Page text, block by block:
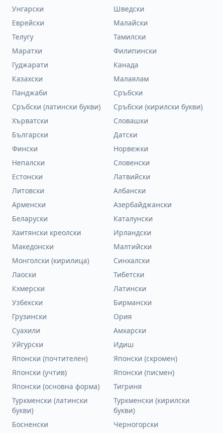
Унгарски
Шведски
Еврейски
Малайски
Телугу
Тамилски
Маратхи
Филипински
Гуджарати
Канада
Казахски
Малаялам
Панджаби
Сръбски
Сръбски (латински букви)
Сръбски (кирилски букви)
Хърватски
Словашки
Български
Датски
Фински
Норвежки
Непалски
Словенски
Естонски
Латвийски
Литовски
Албански
Арменски
Азербайджански
Беларуски
Каталунски
Хаитянски креолски
Ирландски
Македонски
Малтийски
Монголски (кирилица)
Синхалски
Лаоски
Тибетски
Кхмерски
Латински
Узбекски
Бирмански
Грузински
Ория
Суахили
Амхарски
Уйгурски
Идиш
Японски (почтителен)
Японски (скромен)
Японски (учтив)
Японски (писмен)
Японски (основна форма)
Тигриня
Туркменски (латински
букви)
Туркменски (кирилски
букви)
Босненски
Черногорски